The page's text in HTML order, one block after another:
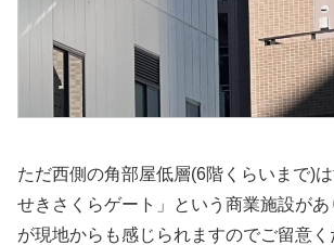
ただ西側の角部屋低層(6階くらいまで)
せきさくらゲート」という商業施設が
が現地からも感じられますのでご留意